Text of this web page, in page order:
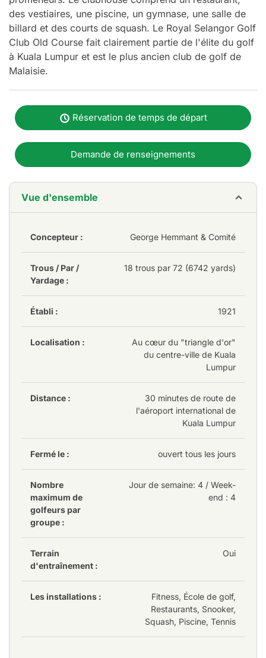
des vestiaires, une piscine, un gymnase, une salle de
billard et des courts de squash. Le Royal Selangor Golf
Club Old Course fait clairement partie de l'élite du golf
à Kuala Lumpur et est le plus ancien club de golf de
Malaisie.
Réservation de temps de départ
Demande de renseignements
Vue d'ensemble
Concepteur : George Hemmant & Comité
Trous / Par /
Yardage :
18 trous par 72 (6742 yards)
Établi : 1921
Localisation :
Au cœur du "triangle d'or"
du centre-ville de Kuala
Lumpur
Distance :
30 minutes de route de
l'aéroport international de
Kuala Lumpur
Fermé le : ouvert tous les jours
Nombre
maximum de
golfeurs par
groupe :
Jour de semaine: 4 / Week-
end : 4
Terrain
d'entraînement :
Oui
Les installations :
Fitness, École de golf,
Restaurants, Snooker,
Squash, Piscine, Tennis